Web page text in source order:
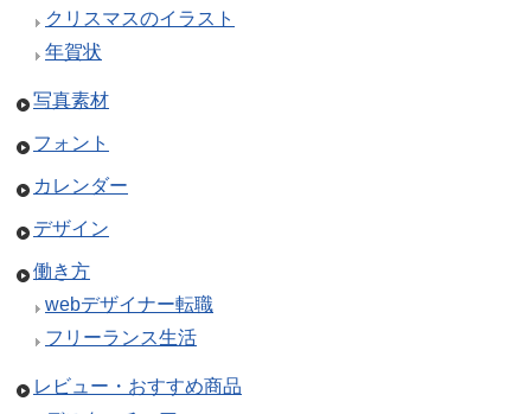
クリスマスのイラスト
年賀状
写真素材
フォント
カレンダー
デザイン
働き方
webデザイナー転職
フリーランス生活
レビュー・おすすめ商品